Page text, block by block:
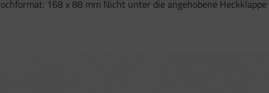
168 x 88 mm Nicht unter die angehobene
Profilen zur Auswahl personalisierter Inhalte